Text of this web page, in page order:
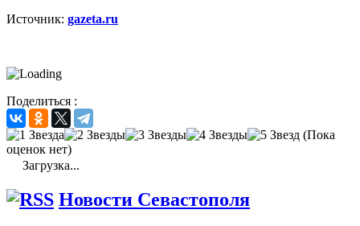
Источник: gazeta.ru
Поделиться :
(Пока
оценок нет)
Загрузка...
Новости Севастополя